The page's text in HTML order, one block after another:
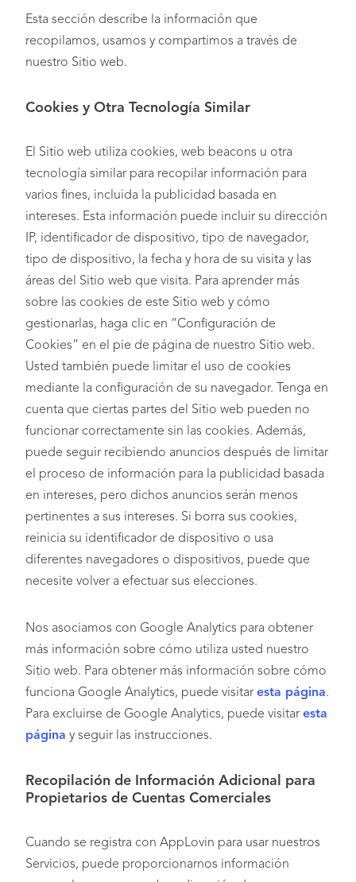
Esta sección describe la información que
recopilamos, usamos y compartimos a través de
nuestro Sitio web.
Cookies y Otra Tecnología Similar
El Sitio web utiliza cookies, web beacons u otra
tecnología similar para recopilar información para
varios fines, incluida la publicidad basada en
intereses. Esta información puede incluir su dirección
IP, identificador de dispositivo, tipo de navegador,
tipo de dispositivo, la fecha y hora de su visita y las
áreas del Sitio web que visita. Para aprender más
sobre las cookies de este Sitio web y cómo
gestionarlas, haga clic en “Configuración de
Cookies” en el pie de página de nuestro Sitio web.
Usted también puede limitar el uso de cookies
mediante la configuración de su navegador. Tenga en
cuenta que ciertas partes del Sitio web pueden no
funcionar correctamente sin las cookies. Además,
puede seguir recibiendo anuncios después de limitar
el proceso de información para la publicidad basada
en intereses, pero dichos anuncios serán menos
pertinentes a sus intereses. Si borra sus cookies,
reinicia su identificador de dispositivo o usa
diferentes navegadores o dispositivos, puede que
necesite volver a efectuar sus elecciones.
Nos asociamos con Google Analytics para obtener
más información sobre cómo utiliza usted nuestro
Sitio web. Para obtener más información sobre cómo
funciona Google Analytics, puede visitar esta página.
Para excluirse de Google Analytics, puede visitar esta
página y seguir las instrucciones.
Recopilación de Información Adicional para
Propietarios de Cuentas Comerciales
Cuando se registra con AppLovin para usar nuestros
Servicios, puede proporcionarnos información